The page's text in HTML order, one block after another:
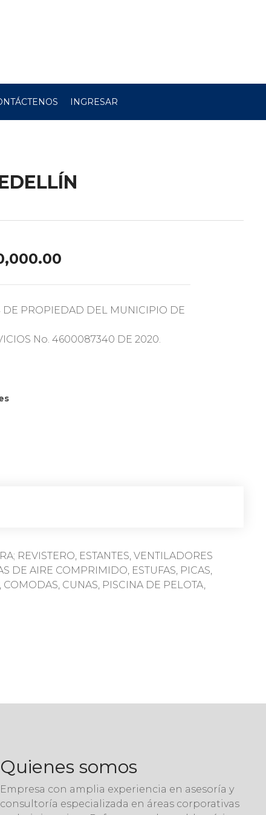
INGRESAR
DE PROPIEDAD DEL MUNICIPIO DE
No. 4600087340 DE 2020.
REVISTERO, ESTANTES, VENTILADORES
DE AIRE COMPRIMIDO, ESTUFAS, PICAS,
CUNAS, PISCINA DE PELOTA,
Quienes somos
Empresa con amplia experiencia en asesoría y
consultoría especializada en áreas corporativas